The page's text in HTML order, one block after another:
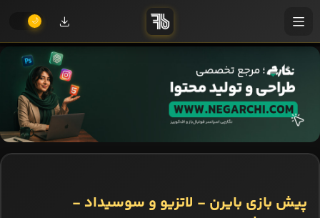
پیش بازی بایرن - لاتزیو و سوسیداد -